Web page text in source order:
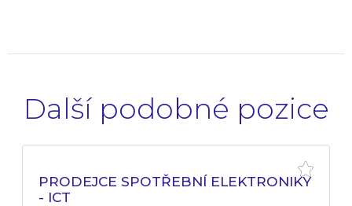
Další podobné pozice
PRODEJCE SPOTŘEBNÍ ELEKTRONIKY
- ICT